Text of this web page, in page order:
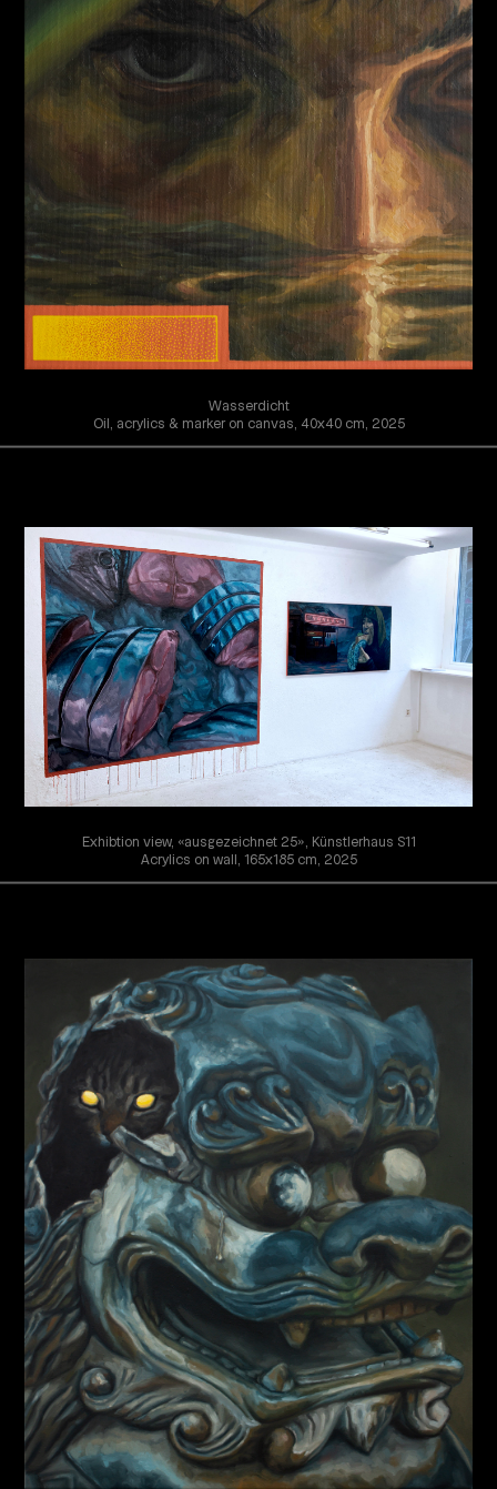
Wasserdicht
Oil, acrylics & marker on canvas, 40x40 cm, 2025
Exhibtion view, «ausgezeichnet 25», Künstlerhaus S11
Acrylics on wall, 165x185 cm, 2025